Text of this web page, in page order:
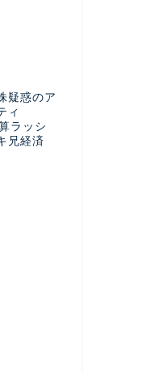
疑惑のア
ィ
ラッシ
兄経済